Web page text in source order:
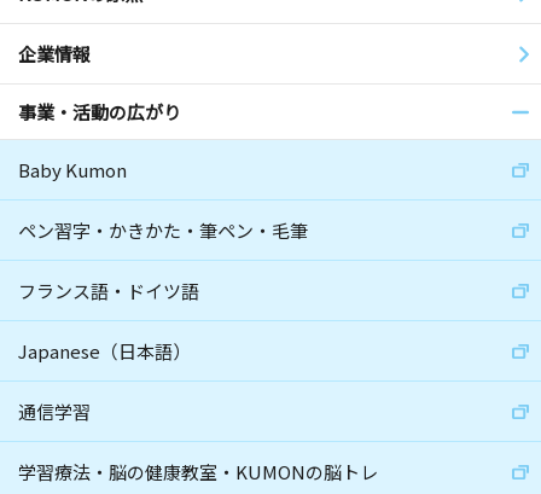
企業情報
事業・活動の広がり
Baby Kumon
ペン習字・かきかた・筆ペン・毛筆
フランス語・ドイツ語
Japanese（日本語）
通信学習
学習療法・脳の健康教室・KUMONの脳トレ